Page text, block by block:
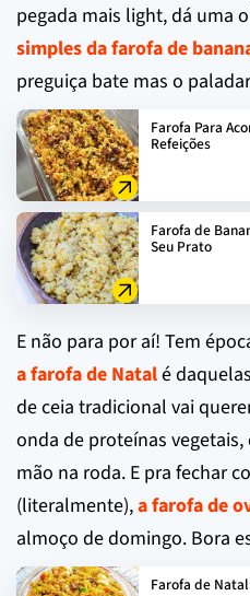
pegada mais light, dá uma
simples da farofa de
preguiça bate mas o
Farofa Para
Refeições
Farofa de
Seu Prato
E não para por aí! Tem
a farofa de Natalé
de ceia tradicional vai
onda de proteínas vegetais,
mão na roda. E pra fechar
(literalmente),a farofa de
almoço de domingo. Bora
Farofa de